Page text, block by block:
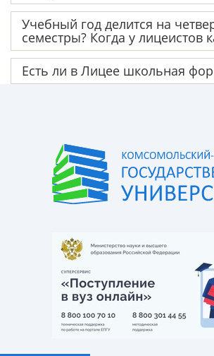
Учебный год делится на
семестры? Когда у лицеистов
Есть ли в Лицее школьная